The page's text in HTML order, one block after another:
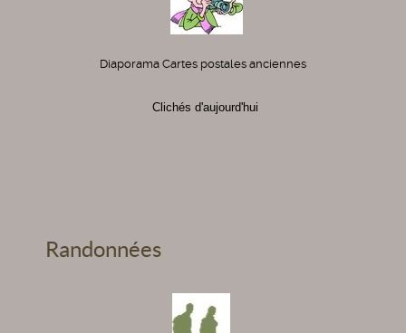
Diaporama Cartes postales anciennes
Clichés d'aujourd'hui
Randonnées